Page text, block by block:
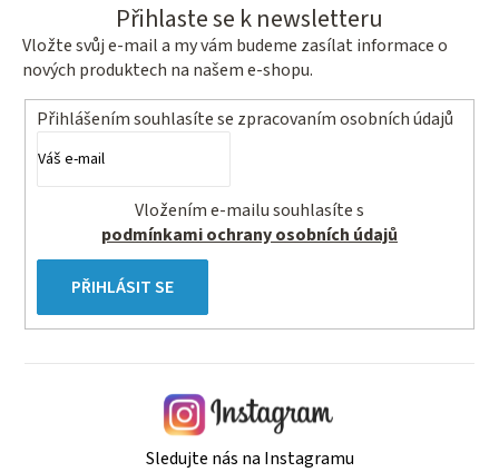
Přihlaste se k newsletteru
Vložte svůj e-mail a my vám budeme zasílat informace o
nových produktech na našem e-shopu.
Přihlášením souhlasíte se zpracovaním osobních údajů
podmínkami ochrany osobních údajů
PŘIHLÁSIT SE
Sledujte nás na Instagramu